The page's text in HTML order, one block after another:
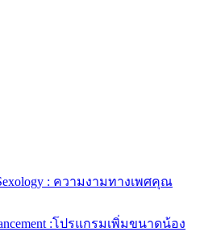
Sexology : ความงามทางเพศคุณ
:โปรแกรมเพิ่มขนาดน้อง